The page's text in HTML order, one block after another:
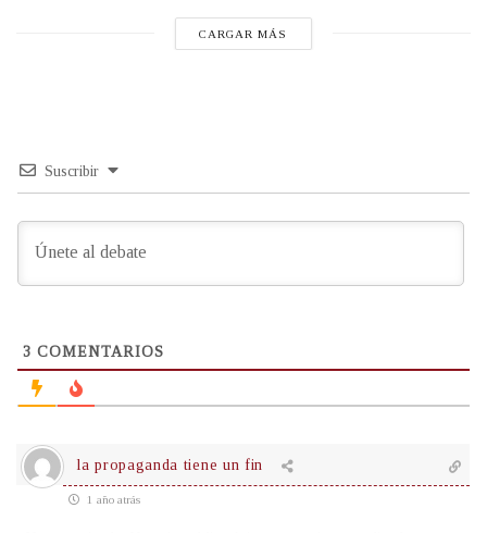
CARGAR MÁS
Suscribir
3 COMENTARIOS
la propaganda tiene un fin
1 año atrás